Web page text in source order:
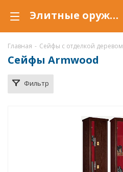
Элитные оружейные сейфы Armwood с отделкой деревом в Воронеже, купить сейф Armwood в дереве по низкой цене, доставка сейфов Armwood, сейф оружейный армвуд
Главная - Сейфы с отделкой деревом
Сейфы Armwood
Фильтр